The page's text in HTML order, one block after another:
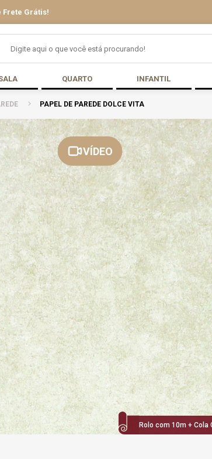
Frete Grátis!
QUARTO INFANTIL
PAPEL DE PAREDE DOLCE VITA
VÍDEO
Rolo com 10m + Cola